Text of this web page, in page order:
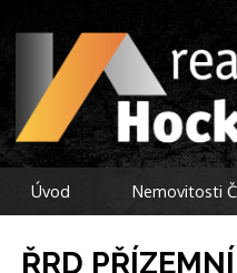
Úvod Nemovitosti
ŘRD